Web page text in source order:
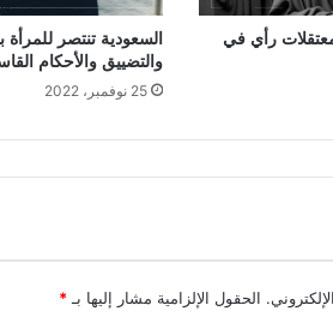
رأي في
السعودية تنتصر
والتضييق والأحكام
25 نوفمبر، 2022
الحقول الإلزامية مشار إليها بـ *